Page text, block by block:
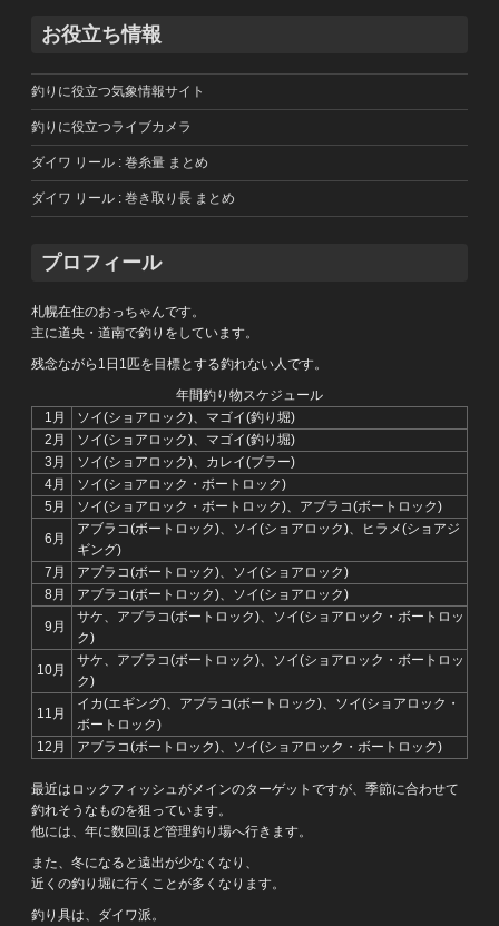
お役立ち情報
釣りに役立つ気象情報サイト
釣りに役立つライブカメラ
ダイワ リール : 巻糸量 まとめ
ダイワ リール : 巻き取り長 まとめ
プロフィール
札幌在住のおっちゃんです。
主に道央・道南で釣りをしています。
残念ながら1日1匹を目標とする釣れない人です。
年間釣り物スケジュール
1月
ソイ(ショアロック)、マゴイ(釣り堀)
2月
ソイ(ショアロック)、マゴイ(釣り堀)
3月
ソイ(ショアロック)、カレイ(ブラー)
4月
ソイ(ショアロック・ボートロック)
5月
ソイ(ショアロック・ボートロック)、アブラコ(ボートロック)
6月
アブラコ(ボートロック)、ソイ(ショアロック)、ヒラメ(ショアジ
ギング)
7月
アブラコ(ボートロック)、ソイ(ショアロック)
8月
アブラコ(ボートロック)、ソイ(ショアロック)
9月
サケ、アブラコ(ボートロック)、ソイ(ショアロック・ボートロッ
ク)
10月
サケ、アブラコ(ボートロック)、ソイ(ショアロック・ボートロッ
ク)
11月
イカ(エギング)、アブラコ(ボートロック)、ソイ(ショアロック・
ボートロック)
12月
アブラコ(ボートロック)、ソイ(ショアロック・ボートロック)
最近はロックフィッシュがメインのターゲットですが、季節に合わせて
釣れそうなものを狙っています。
他には、年に数回ほど管理釣り場へ行きます。
また、冬になると遠出が少なくなり、
近くの釣り堀に行くことが多くなります。
釣り具は、ダイワ派。